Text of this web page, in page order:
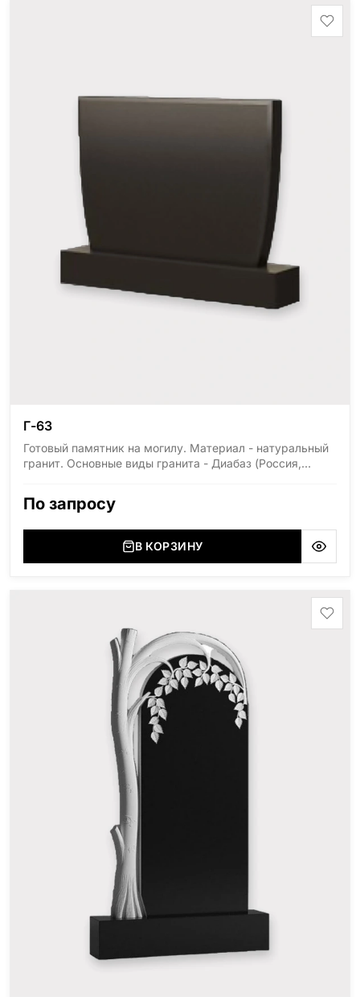
минимальные стандартные размеры: Стела: 80x40x5
Г-63
Готовый памятник на могилу. Материал - натуральный
гранит. Основные виды гранита - Диабаз (Россия,
(Украина, Житомерская область), Лабродарит
(Украина, Житомерская область), Сюксюансаари
(Россия, Карелия), Амфиболит (Россия, Мурманская
минимальные стандартные размеры: Размер стелы:
По запросу
В КОРЗИНУ